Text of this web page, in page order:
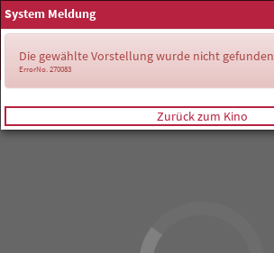
System Meldung
Die gewählte Vorstellung wurde nicht gefunden
ErrorNo. 270083
Zurück zum Kino